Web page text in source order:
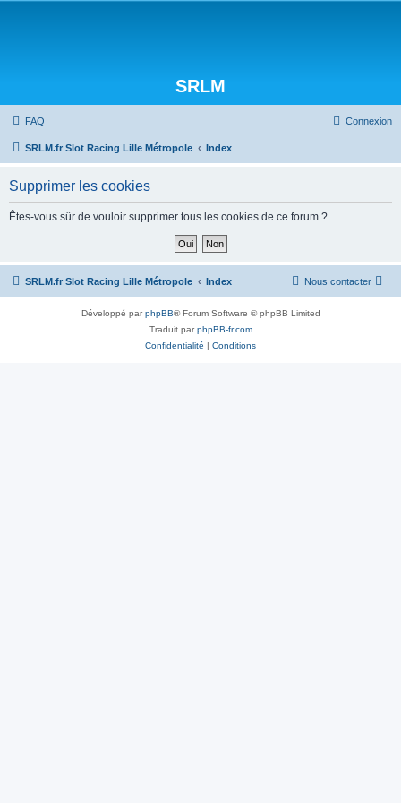
SRLM
FAQ Connexion
SRLM.fr Slot Racing Lille Métropole Index
Supprimer les cookies
Êtes-vous sûr de vouloir supprimer tous les cookies de ce forum ?
SRLM.fr Slot Racing Lille Métropole Index Nous contacter
Développé parphpBB® Forum Software © phpBB Limited
Traduit parphpBB-fr.com
Confidentialité | Conditions